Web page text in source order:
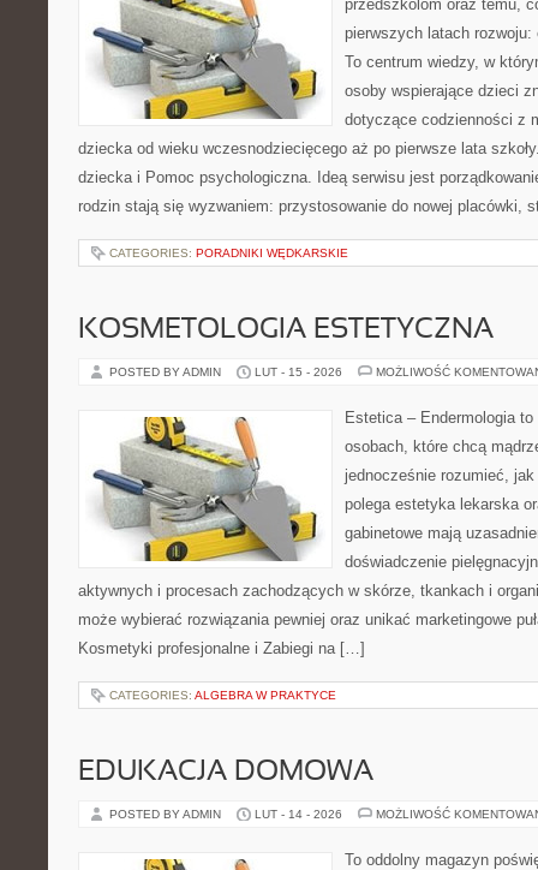
przedszkolom oraz temu,
pierwszych latach
To centrum wiedzy, w
osoby wspierające dzieci
dotyczące codzienności z
dziecka od wieku wczesnodziecięcego aż po pierwsze lata
dziecka i Pomoc psychologiczna. Ideą serwisu jest
rodzin stają się wyzwaniem: przystosowanie do nowej placówki,
CATEGORIES: PORADNIKI WĘDKARSKIE
KOSMETOLOGIA ESTETYCZNA
POSTED BY ADMIN LUT - 15 - 2026 MOŻLIWOŚĆ
Estetica – Endermologia
osobach, które chcą
jednocześnie rozumieć,
polega estetyka lekarska
gabinetowe mają
doświadczenie
aktywnych i procesach zachodzących w skórze, tkankach i
może wybierać rozwiązania pewniej oraz unikać marketingowe
Kosmetyki profesjonalne i Zabiegi na […]
CATEGORIES: ALGEBRA W PRAKTYCE
EDUKACJA DOMOWA
POSTED BY ADMIN LUT - 14 - 2026 MOŻLIWOŚĆ
To oddolny magazyn